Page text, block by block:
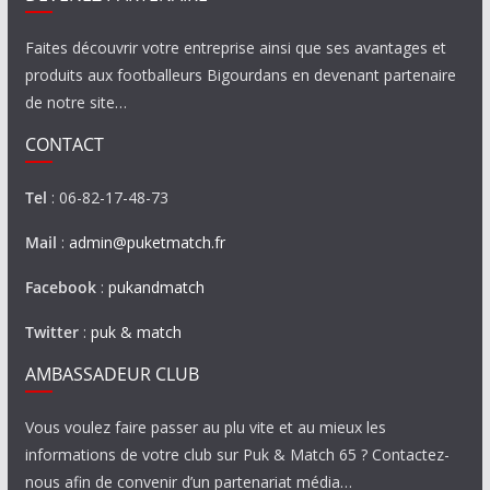
Faites découvrir votre entreprise ainsi que ses avantages et
produits aux footballeurs Bigourdans en devenant partenaire
de notre site…
CONTACT
Tel : 06-82-17-48-73
Mail : admin@puketmatch.fr
Facebook: pukandmatch
Twitter: puk & match
AMBASSADEUR CLUB
Vous voulez faire passer au plu vite et au mieux les
informations de votre club sur Puk & Match 65 ? Contactez-
nous afin de convenir d’un partenariat média…